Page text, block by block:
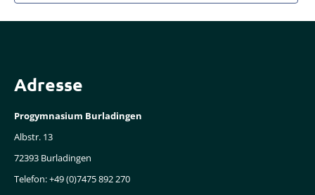
Adresse
Progymnasium Burladingen
Albstr. 13
72393 Burladingen
Telefon: +49 (0)7475 892 270